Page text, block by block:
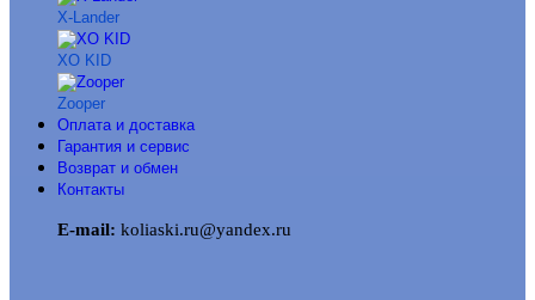
X-Lander
XO KID
Zooper
Оплата и доставка
Гарантия и сервис
Возврат и обмен
Контакты
E-mail: koliaski.ru@yandex.ru